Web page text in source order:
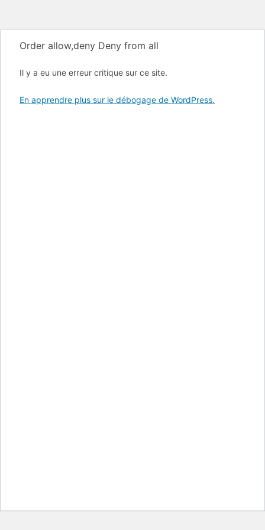
Order allow,deny Deny from all
Il y a eu une erreur critique sur ce site.
En apprendre plus sur le débogage de WordPress.